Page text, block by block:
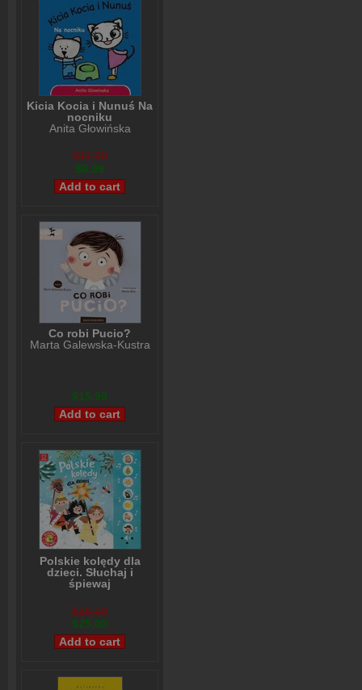
Kicia Kocia i Nunuś Na
nocniku
Anita Głowińska
$11,00
$8,99
Co robi Pucio?
Marta Galewska-Kustra
$15,99
Polskie kolędy dla
dzieci. Słuchaj i
śpiewaj
$26,00
$25,00